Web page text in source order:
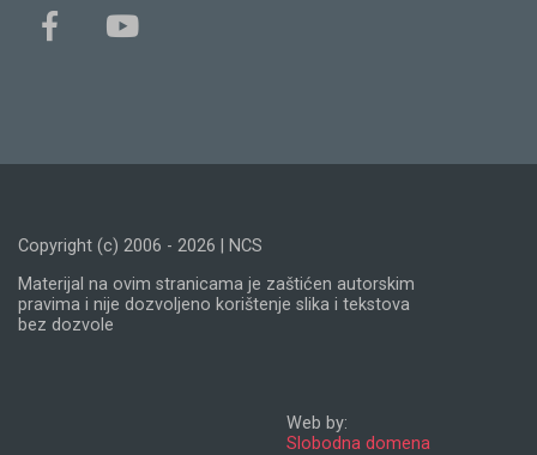
Copyright (c) 2006 - 2026 | NCS
Materijal na ovim stranicama je zaštićen autorskim
pravima i nije dozvoljeno korištenje slika i tekstova
bez dozvole
Web by:
Slobodna domena